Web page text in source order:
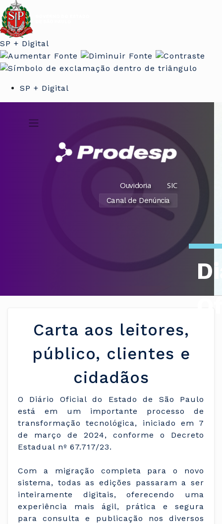
SP + Digital
SP + Digital
Ouvidoria SIC
Canal de Denúncia
Carta aos leitores,
público, clientes e
cidadãos
O Diário Oficial do Estado de São Paulo
está em um importante processo de
transformação tecnológica, iniciado em 7
de março de 2024, conforme o Decreto
Estadual nº 67.717/23.
Com a migração completa para o novo
sistema, todas as edições passaram a ser
inteiramente digitais, oferecendo uma
experiência mais ágil, prática e segura
para consulta e publicação nos diversos